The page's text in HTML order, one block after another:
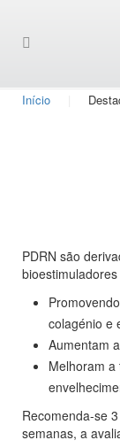
Início
PDRN são
bioestimuladores
colagénio e
Aumentam
Melhoram
Recomenda-se
semanas, a